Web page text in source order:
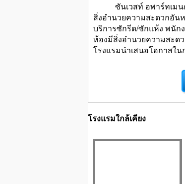
ซันเวสท์ อพาร์ทเมนต์
สิ่งอำนวยความสะดวกอัน
บริการซักรีด/ซักแห้ง พนัก
ห้องมีสิ่งอำนวยความสะด
โรงแรมนำเสนอโอกาสใ
โรงแรมใกล้เคียง